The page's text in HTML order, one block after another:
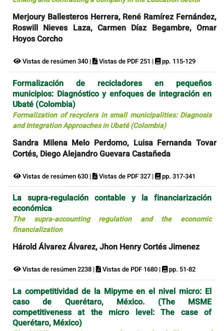
Merjoury Ballesteros Herrera, René Ramírez Fernández,
Roswill Nieves Laza, Carmen Díaz Begambre, Omar
Hoyos Corcho
Vistas de resúmen 340 | Vistas de PDF 251 | pp. 115-129
Formalización de recicladores en pequeños
municipios: Diagnóstico y enfoques de integración en
Ubaté (Colombia)
Formalization of recyclers in small municipalities: Diagnosis
and Integration Approaches in Ubaté (Colombia)
Sandra Milena Melo Perdomo, Luisa Fernanda Tovar
Cortés, Diego Alejandro Guevara Castañeda
Vistas de resúmen 630 | Vistas de PDF 327 | pp. 317-341
La supra-regulación contable y la financiarización
económica
The supra-accounting regulation and the economic
financialization
Hárold Álvarez Álvarez, Jhon Henry Cortés Jimenez
Vistas de resúmen 2238 | Vistas de PDF 1680 | pp. 51-82
La competitividad de la Mipyme en el nivel micro: El
caso de Querétaro, México. (The MSME
competitiveness at the micro level: The case of
Querétaro, México)